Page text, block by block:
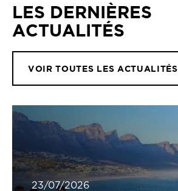
LES DERNIÈRES
ACTUALITÉS
VOIR TOUTES LES ACTUALITÉS
23/07/2026